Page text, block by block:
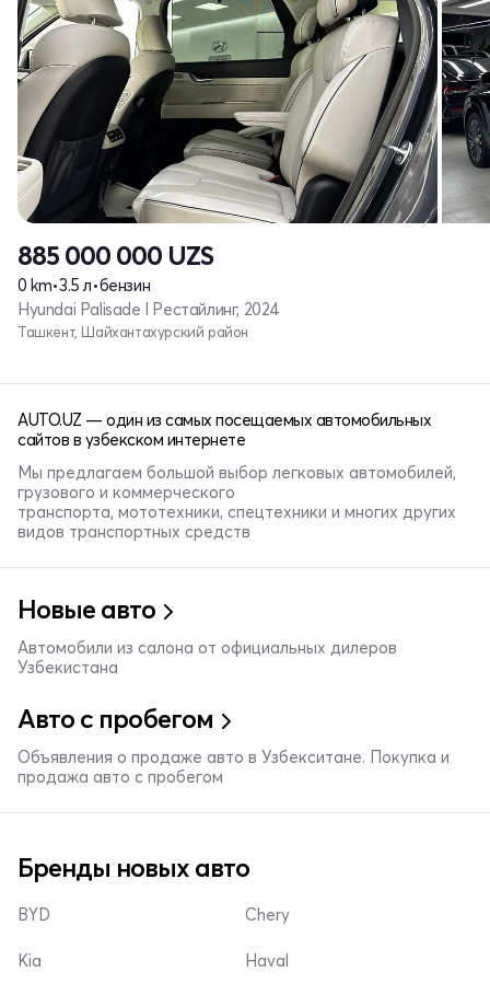
885 000 000 UZS
0 km•3.5 л•бензин
Hyundai Palisade I Рестайлинг, 2024
Ташкент, Шайхантахурский район
AUTO.UZ — один из самых посещаемых автомобильных
сайтов в узбекском интернете
Мы предлагаем большой выбор легковых автомобилей,
грузового и коммерческого
транспорта, мототехники, спецтехники и многих других
видов транспортных средств
Новые авто
Автомобили из салона от официальных дилеров
Узбекистана
Авто с пробегом
Объявления о продаже авто в Узбекситане. Покупка и
продажа авто с пробегом
Бренды новых авто
BYD
Kia
Chery
Haval